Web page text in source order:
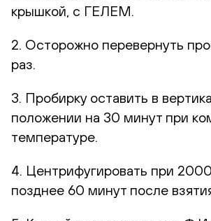
крышкой, с ГЕЛЕМ.
2. Осторожно перевернуть
раз.
3. Пробирку оставить в
положении на 30 минут при
температуре.
4. Центрифугировать при
позднее 60 минут после